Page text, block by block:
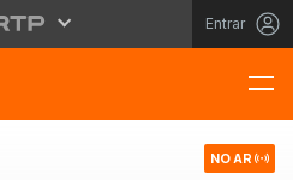
Entrar
NO AR